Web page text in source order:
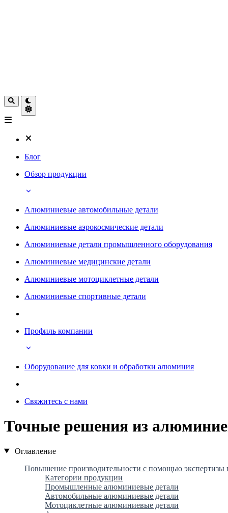
Блог
Обзор продукции
Алюминиевые автомобильные детали
Алюминиевые аэрокосмические детали
Алюминиевые детали промышленного оборудования
Алюминиевые медицинские детали
Алюминиевые мотоциклетные детали
Алюминиевые спортивные детали
Профиль компании
Оборудование для ковки и обработки алюминия
Свяжитесь с нами
Точные решения из
Оглавление
Повышение производительности с помощью
Категории продукции
Промышленные алюминиевые детали
Автомобильные алюминиевые детали
Мотоциклетные алюминиевые детали